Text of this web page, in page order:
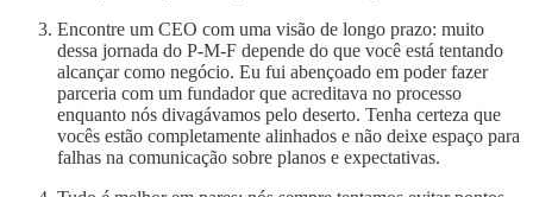
Encontre um CEO com uma visão de longo prazo: muito
dessa jornada do P-M-F depende do que você está tentando
alcançar como negócio. Eu fui abençoado em poder fazer
parceria com um fundador que acreditava no processo
enquanto nós divagávamos pelo deserto. Tenha certeza que
vocês estão completamente alinhados e não deixe espaço para
falhas na comunicação sobre planos e expectativas.